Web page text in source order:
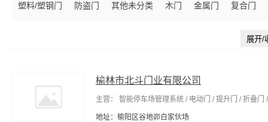
管件
厨房设施 镜台/梳妆台 隔断与吊顶 砂浆
面盆及
塑料/塑钢门 防盗门 其他未分类 木门 金属门 复合门
展开/
榆林市北斗门业有限公司
主营： 智能停车场管理系统 / 电动门 / 提升门 / 折叠门
地址：榆阳区谷地峁白家伙场